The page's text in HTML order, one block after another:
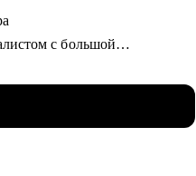
с большой
100+ бизнес консультаций
и аналитики